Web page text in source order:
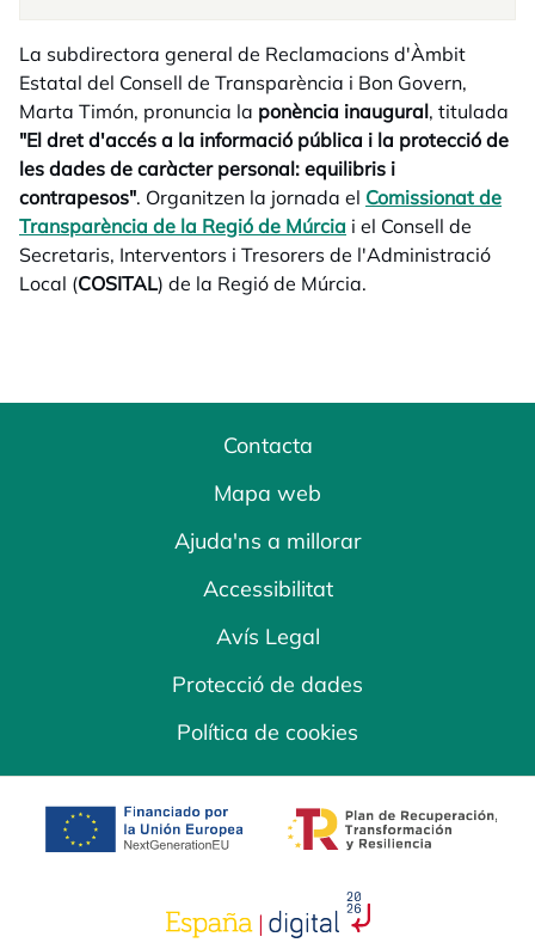
La subdirectora general de Reclamacions d'Àmbit
Estatal del Consell de Transparència i Bon Govern,
Marta Timón, pronuncia la ponència inaugural, titulada
"El dret d'accés a la informació pública i la protecció de
les dades de caràcter personal: equilibris i
contrapesos". Organitzen la jornada el Comissionat de
Transparència de la Regió de Múrcia opens in a new tab
i el Consell de
Secretaris, Interventors i Tresorers de l'Administració
Local (COSITAL) de la Regió de Múrcia.
Contacta
Mapa web
Ajuda'ns a millorar
Accessibilitat
Avís Legal
Protecció de dades
Política de cookies
opens in a new tab opens in a new
opens in a new tab